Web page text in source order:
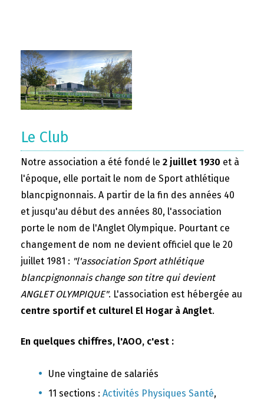
Le Club
Notre association a été fondé le 2 juillet 1930 et à
l'époque, elle portait le nom de Sport athlétique
blancpignonnais. A partir de la fin des années 40
et jusqu'au début des années 80, l'association
porte le nom de l'Anglet Olympique. Pourtant ce
changement de nom ne devient officiel que le 20
juillet 1981 : "l'association Sport athlétique
blancpignonnais change son titre qui devient
ANGLET OLYMPIQUE". L'association est hébergée au
centre sportif et culturel El Hogar à Anglet.
En quelques chiffres, l'AOO, c'est :
Une vingtaine de salariés
11 sections : Activités Physiques Santé,